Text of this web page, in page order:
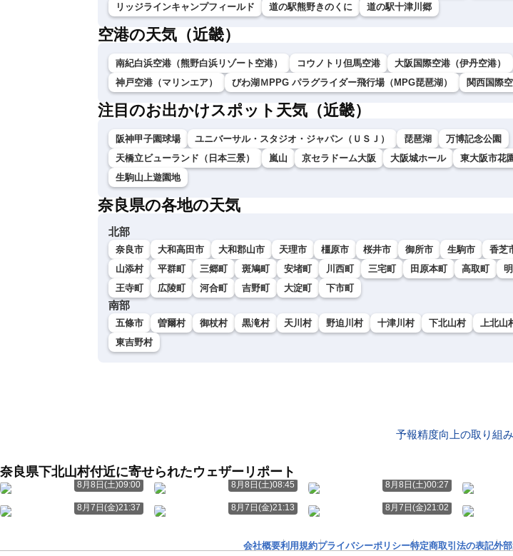
リッジラインキャンプフィールド
道の駅熊野きのくに 道の駅十津川郷
空港の天気（近畿）
南紀白浜空港（熊野白浜リゾート空港） コウノトリ但馬空港
大阪国際空港（伊丹空港）
神戸空港（マリンエア）
びわ湖ＭPPG パラグライダー飛行場（MPG琵琶湖） 関西国際
注目のお出かけスポット天気（近畿）
阪神甲子園球場 ユニバーサル・スタジオ・ジャパン（ＵＳＪ） 琵琶湖
万博記念公園
天橋立ビューランド（日本三景）
嵐山 京セラドーム大阪 大阪城ホール
東大阪市花
生駒山上遊園地
奈良県の各地の天気
北部
奈良市 大和高田市 大和郡山市 天理市 橿原市 桜井市 御所市 生駒市 香芝
山添村
平群町 三郷町 斑鳩町 安堵町 川西町 三宅町 田原本町 高取町
王寺町
広陵町 河合町 吉野町 大淀町 下市町
南部
五條市 曽爾村 御杖村 黒滝村 天川村 野迫川村 十津川村 下北山村 上北山
東吉野村
予報精度向上の取り組
奈良県下北山村付近に寄せられたウェザーリポート
8月8日(土)09:00 8月8日(土)08:45 8月8日(土)00:27
8月7日(金)21:37 8月7日(金)21:13 8月7日(金)21:02
会社概要利用規約プライバシーポリシー特定商取引法の表記外